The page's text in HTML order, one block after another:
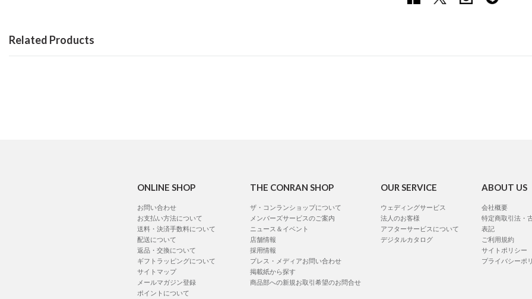
Related Products
ONLINE SHOP
お問い合わせ
お支払い方法について
送料・決済手数料について
配送について
返品・交換について
ギフトラッピングについて
サイトマップ
メールマガジン登録
ポイントについて
THE CONRAN SHOP
ザ・コンランショップについて
メンバーズサービスのご案内
ニュース＆イベント
店舗情報
採用情報
プレス・メディアお問い合わせ
掲載紙から探す
商品部への新規お取引希望のお問合せ
OUR SERVICE
ウェディングサービス
法人のお客様
アフターサービスについて
デジタルカタログ
ABOUT US
会社概要
特定商取引法・
表記
ご利用規約
サイトポリシー
プライバシーポ